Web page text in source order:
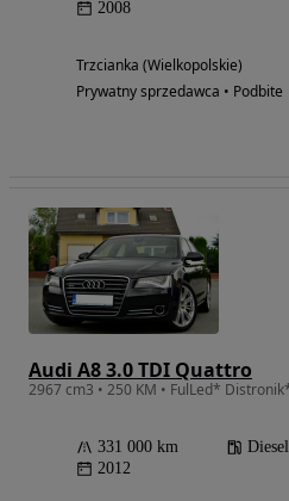
2008
Trzcianka (Wielkopolskie)
Prywatny sprzedawca • Podbite
Audi A8 3.0 TDI Quattro
331 000 km Diesel
2012